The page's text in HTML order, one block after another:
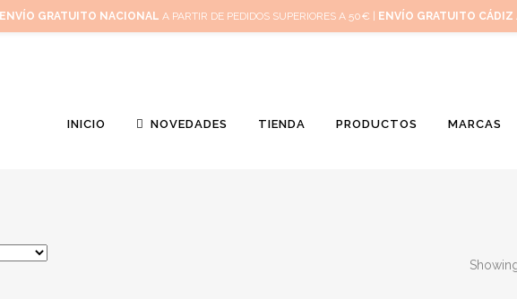
INICIO NOVEDADES TIENDA PRODUCTOS MARCAS
ENVÍO GRATUITO NACIONAL A PARTIR DE PEDIDOS SUPERIORES A 50€ | ENVÍO GRATUITO CÁDIZ